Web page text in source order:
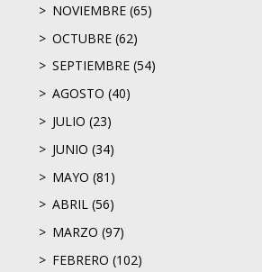
NOVIEMBRE (65)
OCTUBRE (62)
SEPTIEMBRE (54)
AGOSTO (40)
JULIO (23)
JUNIO (34)
MAYO (81)
ABRIL (56)
MARZO (97)
FEBRERO (102)